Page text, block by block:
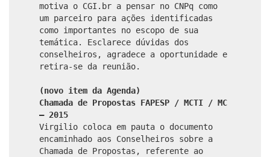
motiva o CGI.br a pensar no CNPq como
um parceiro para ações identificadas
como importantes no escopo de sua
temática. Esclarece dúvidas dos
conselheiros, agradece a oportunidade e
retira-se da reunião.
(novo item da Agenda)
Chamada de Propostas FAPESP / MCTI / MC
– 2015
Virgilio coloca em pauta o documento
encaminhado aos Conselheiros sobre a
Chamada de Propostas, referente ao